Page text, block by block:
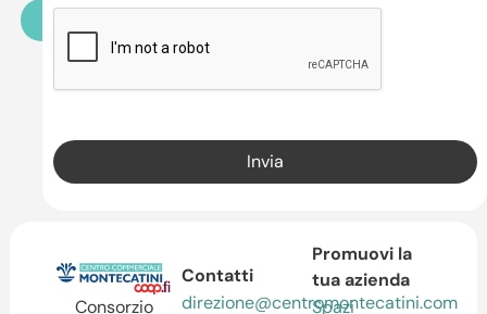
Consorzio
Contatti
direzione@centromontecatini.com
Promuovi la
tua azienda
Spazi